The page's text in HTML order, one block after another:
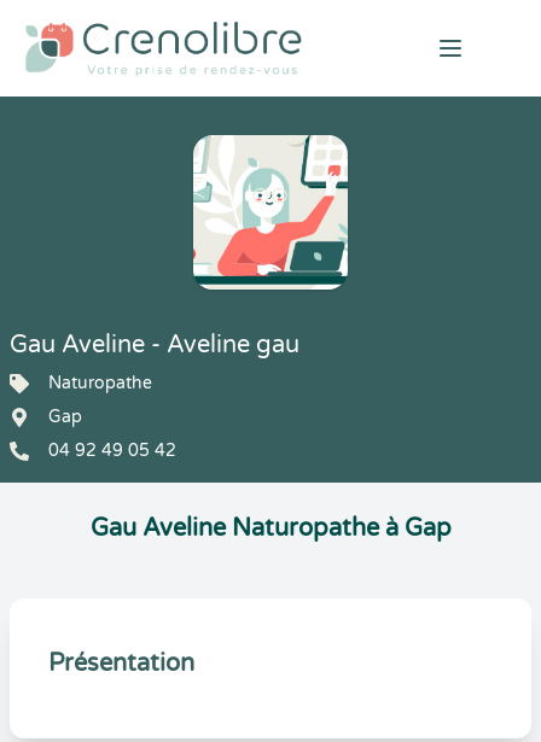
Open
Gau Aveline - Aveline gau
Naturopathe
Gap
04 92 49 05 42
Gau Aveline Naturopathe à Gap
Présentation